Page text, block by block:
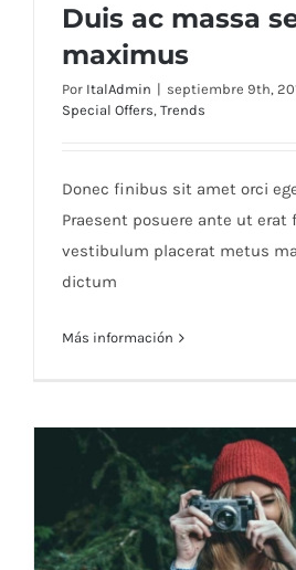
Duis ac massa
maximus
Por ItalAdmin | septiembre 9th,
Special Offers, Trends
Donec finibus sit amet orci
Praesent posuere ante ut erat
vestibulum placerat metus
dictum
Más información